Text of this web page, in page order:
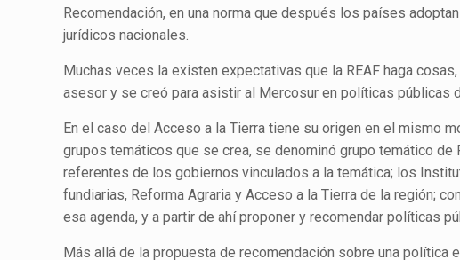
Recomendación, en una norma que después los países
jurídicos nacionales.
Muchas veces la existen expectativas que la REAF haga
asesor y se creó para asistir al Mercosur en políticas públicas
En el caso del Acceso a la Tierra tiene su origen en el mismo
grupos temáticos que se crea, se denominó grupo temático
referentes de los gobiernos vinculados a la temática; los
fundiarias, Reforma Agraria y Acceso a la Tierra de la región;
esa agenda, y a partir de ahí proponer y recomendar políticas
Más allá de la propuesta de recomendación sobre una política